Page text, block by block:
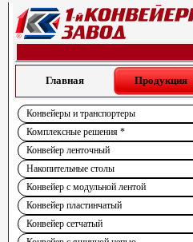
Главная Продукция
Конвейеры и транспортеры
Комплексные решения *
Конвейер ленточный
Накопительные столы
Конвейер с модульной лентой
Конвейер пластинчатый
Конвейер сетчатый